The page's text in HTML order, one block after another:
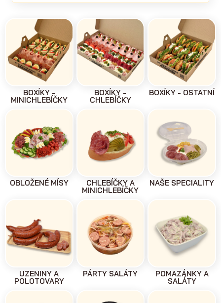
BOXÍKY -
MINICHLEBÍČKY
BOXÍKY -
CHLEBÍČKY
BOXÍKY - OSTATNÍ
OBLOŽENÉ MÍSY CHLEBÍČKY A
MINICHLEBÍČKY
NAŠE SPECIALITY
UZENINY A
POLOTOVARY
PÁRTY SALÁTY POMAZÁNKY A
SALÁTY